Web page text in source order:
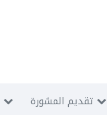
تقديم المشورة